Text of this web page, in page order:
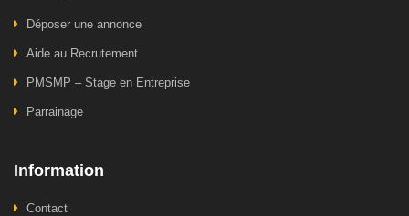
Déposer une annonce
Aide au Recrutement
PMSMP – Stage en Entreprise
Parrainage
Information
Contact